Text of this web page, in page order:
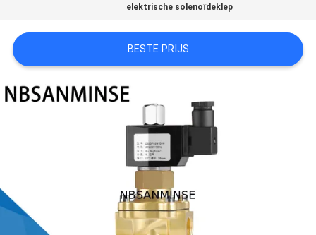
PRIVACYBELEID
elektrische solenoïdeklep
BESTE PRIJS